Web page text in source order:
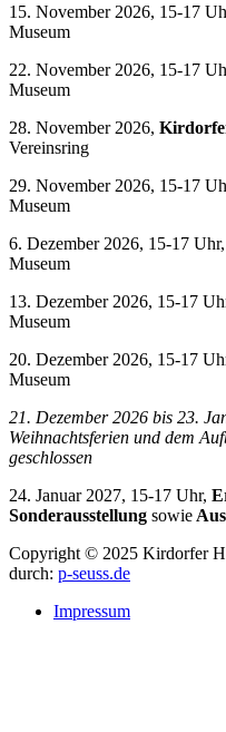
15. November 2026, 15-17
Museum
22. November 2026, 15-17
Museum
28. November 2026,
Vereinsring
29. November 2026, 15-17
Museum
6. Dezember 2026, 15-17 Uhr,
Museum
13. Dezember 2026, 15-17
Museum
20. Dezember 2026, 15-17
Museum
21. Dezember 2026 bis 23.
Weihnachtsferien und dem
geschlossen
24. Januar 2027, 15-17 Uhr,
Sonderausstellung sowie
Copyright © 2025 Kirdorfer
durch: p-seuss.de
Impressum